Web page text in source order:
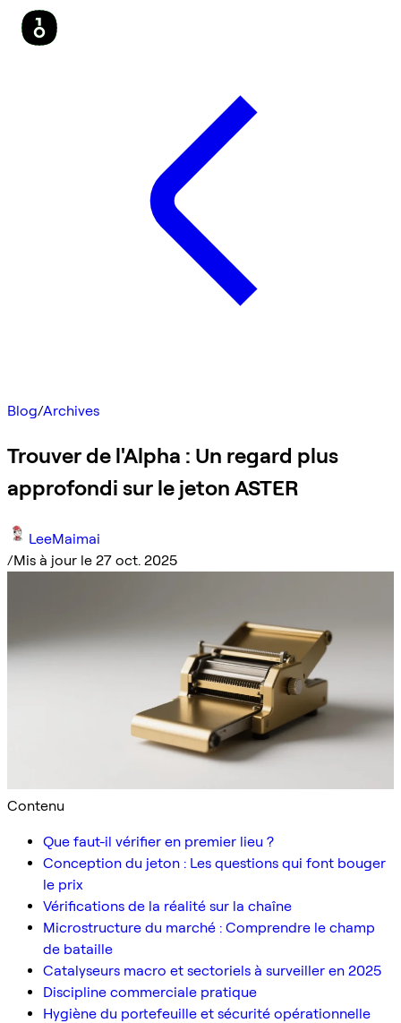
Blog/Archives
Trouver de l'Alpha : Un regard plus
approfondi sur le jeton ASTER
LeeMaimai
/Mis à jour le 27 oct. 2025
Contenu
Que faut-il vérifier en premier lieu ?
Conception du jeton : Les questions qui font bouger
le prix
Vérifications de la réalité sur la chaîne
Microstructure du marché : Comprendre le champ
de bataille
Catalyseurs macro et sectoriels à surveiller en 2025
Discipline commerciale pratique
Hygiène du portefeuille et sécurité opérationnelle